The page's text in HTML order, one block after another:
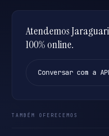
Atendemos
100% online.
Conversar com a
TAMBÉM OFERECEMOS